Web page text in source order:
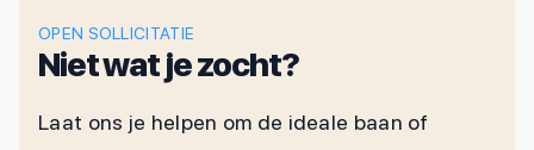
OPEN SOLLICITATIE
Niet wat je zocht?
Laat ons je helpen om de ideale baan of